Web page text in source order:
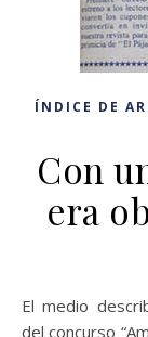
ÍNDICE DE
Con
era
El medio describe la primera experiencia con ganadores
del concurso